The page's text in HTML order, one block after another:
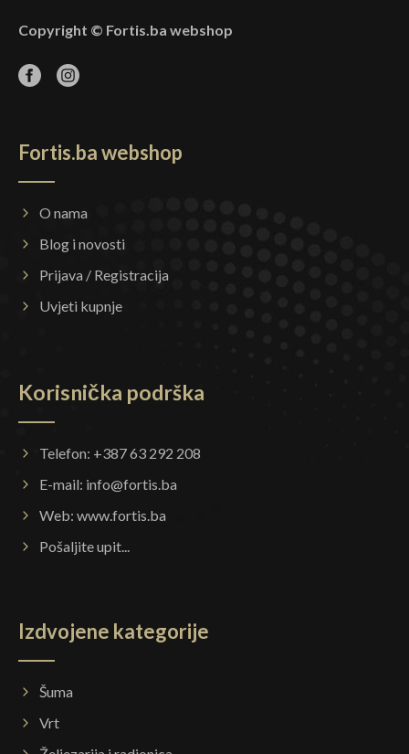
Copyright © Fortis.ba webshop
Fortis.ba webshop
O nama
Blog i novosti
Prijava / Registracija
Uvjeti kupnje
Korisnička podrška
Telefon: +387 63 292 208
E-mail: info@fortis.ba
Web: www.fortis.ba
Pošaljite upit...
Izdvojene kategorije
Šuma
Vrt